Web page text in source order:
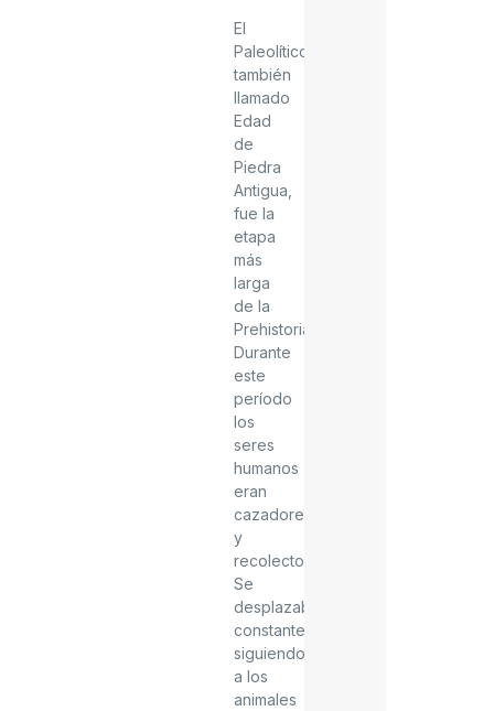
El
Paleolítico,
también
llamado
Edad
de
Piedra
Antigua,
fue la
etapa
más
larga
de la
Prehistoria.
Durante
este
período
los
seres
humanos
eran
cazadores
y
recolectores.
Se
desplazaban
constantemente
siguiendo
a los
animales